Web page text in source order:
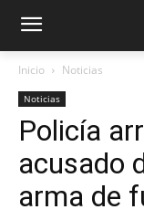
Inicio Noticias
Noticias
Policía
acusado
arma de